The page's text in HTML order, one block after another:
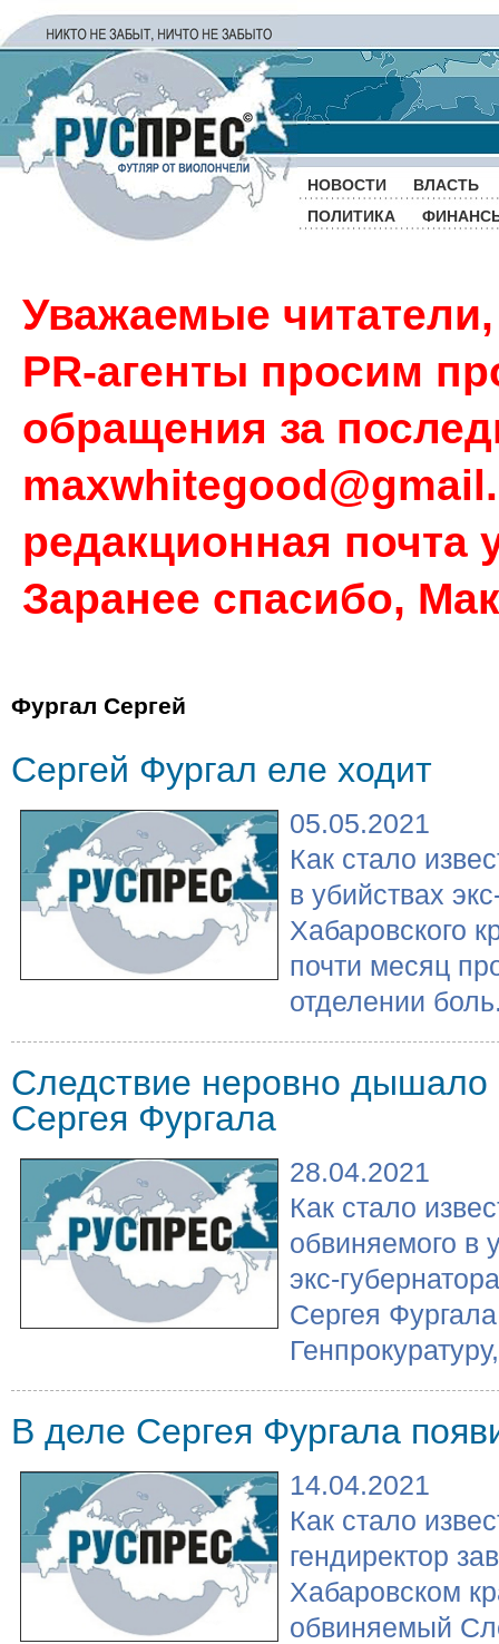
НОВОСТИ
ВЛАСТЬ
ПОЛИТИКА
Уважаемые
PR-агенты просим
обращения за
редакционная почта
Заранее спасибо,
Фургал Сергей
Сергей Фургал еле ходит
05.05.2021
Как стало
в убийствах
Хабаровского
почти месяц
отделении
Следствие неровно дышало
Сергея Фургала
28.04.2021
Как стало
обвиняемого в
экс-
Сергея
В деле Сергея Фургала
14.04.2021
Как стало
гендиректор
Хабаровском
обвиняемый